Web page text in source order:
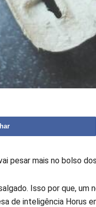
pesar mais no bolso
Isso por que, um
de inteligência Horus